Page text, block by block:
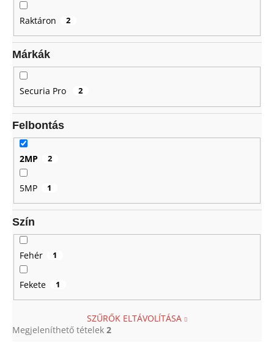
s
e
Raktáron 2
Márkák
Securia Pro 2
Felbontás
2MP 2
5MP 1
Szín
Fehér 1
Fekete 1
SZŰRŐK ELTÁVOLÍTÁSA
Megjeleníthető tételek 2
A
j
á
j
u
k